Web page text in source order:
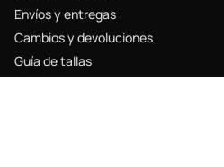
Envíos y entregas
Cambios y devoluciones
Guía de tallas